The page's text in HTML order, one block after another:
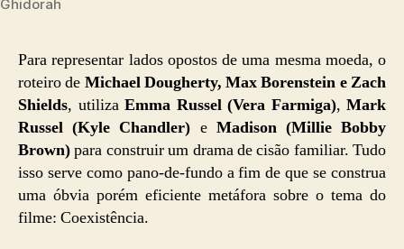
Ghidorah
Para representar lados opostos de uma mesma moeda, o
roteiro de Michael Dougherty, Max Borenstein e Zach
Shields, utiliza Emma Russel (Vera Farmiga), Mark
Russel (Kyle Chandler) e Madison (Millie Bobby
Brown)para construir um drama de cisão familiar. Tudo
isso serve como pano-de-fundo a fim de que se construa
uma óbvia porém eficiente metáfora sobre o tema do
filme: Coexistência.